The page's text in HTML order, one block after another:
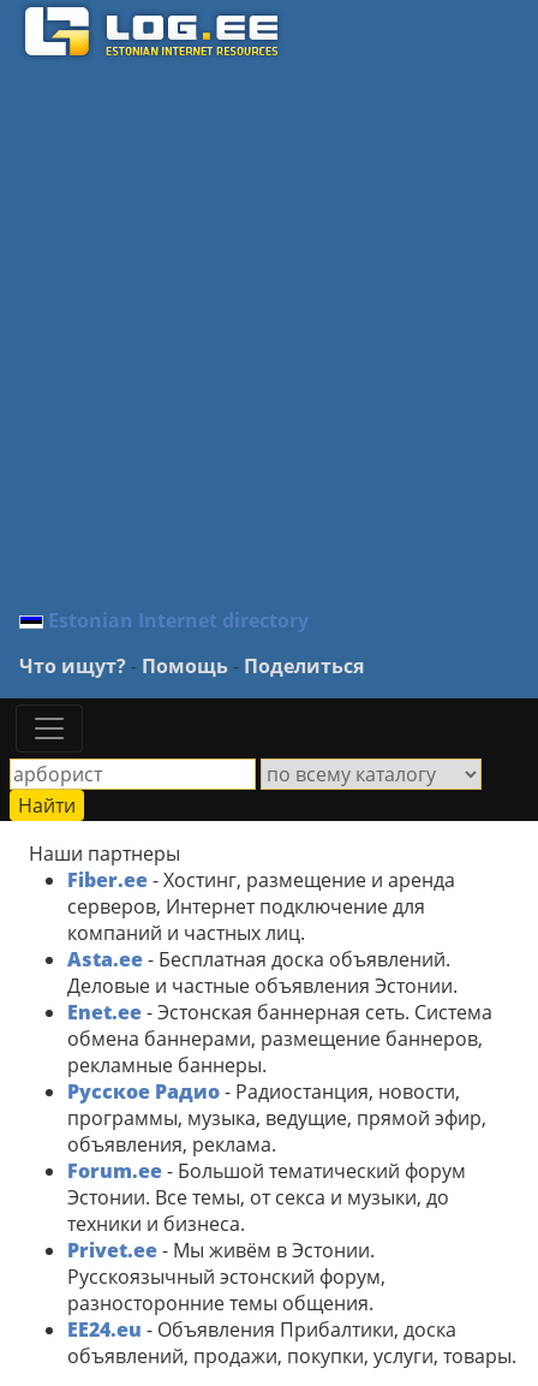
Estonian Internet directory
Что ищут?- Помощь- Поделиться
Наши партнеры
Fiber.ee- Хостинг, размещение и аренда
серверов, Интернет подключение для
компаний и частных лиц.
Asta.ee- Бесплатная доска объявлений.
Деловые и частные объявления Эстонии.
Enet.ee- Эстонская баннерная сеть. Система
обмена баннерами, размещение баннеров,
рекламные баннеры.
Русское Радио- Радиостанция, новости,
программы, музыка, ведущие, прямой эфир,
объявления, реклама.
Forum.ee- Большой тематический форум
Эстонии. Все темы, от секса и музыки, до
техники и бизнеса.
Privet.ee- Мы живём в Эстонии.
Русскоязычный эстонский форум,
разносторонние темы общения.
EE24.eu - Объявления Прибалтики, доска
объявлений, продажи, покупки, услуги, товары.